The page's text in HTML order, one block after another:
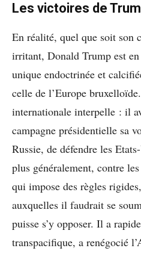
Les victoires de
En réalité, quel que soit son
irritant, Donald Trump est en
unique endoctrinée et
celle de l’Europe
internationale interpelle : il
campagne présidentielle sa
Russie, de défendre les
plus généralement, contre
qui impose des règles
auxquelles il faudrait se
puisse s’y opposer. Il a
transpacifique, a renégocié